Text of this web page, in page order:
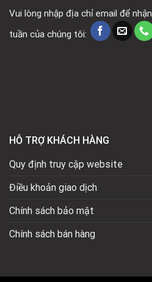
Vui lòng nhập địa chỉ email để
tuần của chúng tôi:
HỖ TRỢ KHÁCH HÀNG
Quy định truy cập website
Điều khoản giao dịch
Chính sách bảo mật
Chính sách bán hàng